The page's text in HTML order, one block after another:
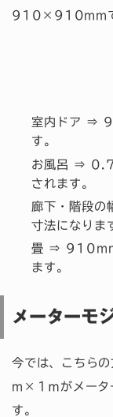
910×910mmで
室内ドア ⇒
す。
お風呂 ⇒
されます。
廊下・階段
寸法になりま
畳 ⇒
ます。
メーターモ
今では、こちらの
m×１ｍがメータ
す。